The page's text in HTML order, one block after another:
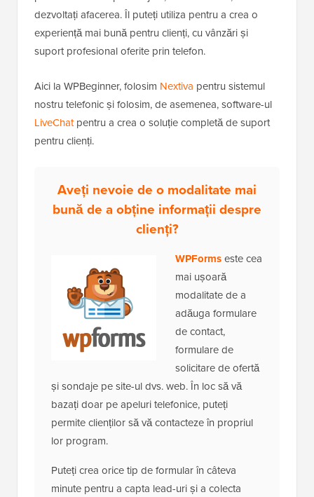
dezvoltați afacerea. Îl puteți utiliza pentru a crea o
experiență mai bună pentru clienți, cu vânzări și
suport profesional oferite prin telefon.
Aici la WPBeginner, folosim Nextiva pentru sistemul
nostru telefonic și folosim, de asemenea, software-ul
LiveChatpentru a crea o soluție completă de suport
pentru clienți.
Aveți nevoie de o modalitate mai
bună de a obține informații despre
clienți?
WPFormseste cea
mai ușoară
modalitate de a
adăuga formulare
de contact,
formulare de
solicitare de ofertă
și sondaje pe site-ul dvs. web. În loc să vă
bazați doar pe apeluri telefonice, puteți
permite clienților să vă contacteze în propriul
lor program.
Puteți crea orice tip de formular în câteva
minute pentru a capta lead-uri și a colecta